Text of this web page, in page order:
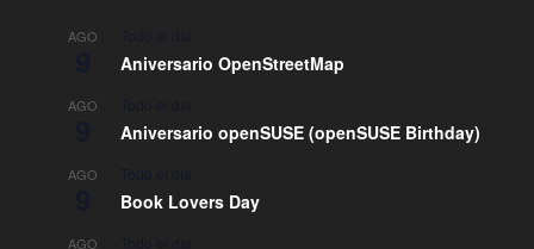
AGO
Aniversario OpenStreetMap
AGO
Aniversario openSUSE (openSUSE Birthday)
AGO
Book Lovers Day
AGO